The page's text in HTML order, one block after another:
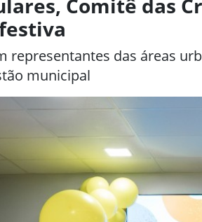
representantes das áreas
municipal